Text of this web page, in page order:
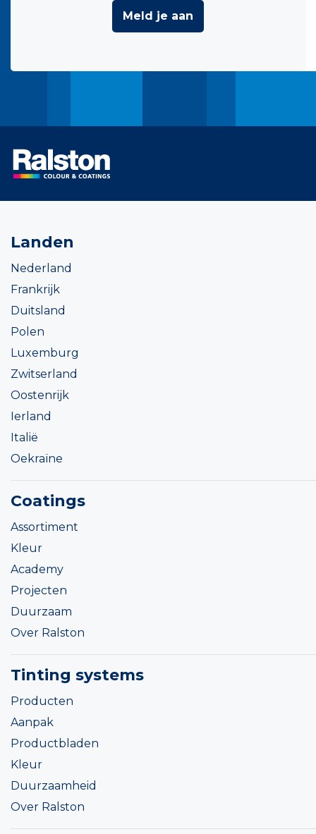
Meld je aan
Landen
Nederland
Frankrijk
Duitsland
Polen
Luxemburg
Zwitserland
Oostenrijk
Ierland
Italië
Oekraïne
Coatings
Assortiment
Kleur
Academy
Projecten
Duurzaam
Over Ralston
Tinting systems
Producten
Aanpak
Productbladen
Kleur
Duurzaamheid
Over Ralston